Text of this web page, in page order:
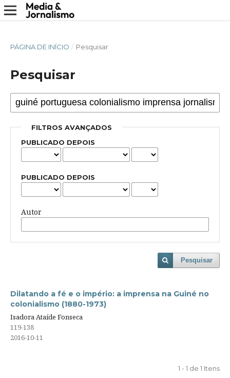
PÁGINA DE INÍCIO / Pesquisar
Pesquisar
FILTROS AVANÇADOS
PUBLICADO DEPOIS
PUBLICADO DEPOIS
Autor
Pesquisar
Dilatando a fé e o império: a imprensa na Guiné no
colonialismo (1880-1973)
Isadora Ataíde Fonseca
119-138
2016-10-11
1 - 1 de 1 Itens